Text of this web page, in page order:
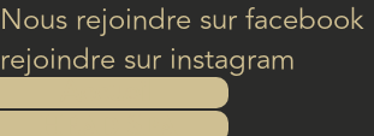
Accueil
Nous rejoindre sur facebook
rejoindre sur instagram